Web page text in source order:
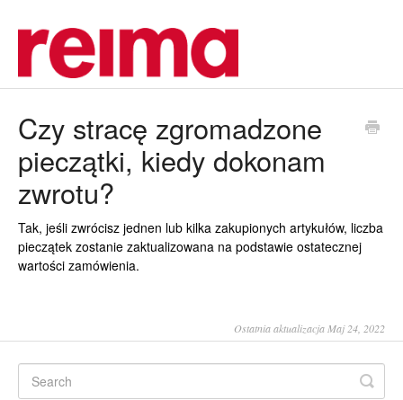
Czy stracę zgromadzone
pieczątki, kiedy dokonam
zwrotu?
Tak, jeśli zwrócisz jednen lub kilka zakupionych artykułów, liczba
pieczątek zostanie zaktualizowana na podstawie ostatecznej
wartości zamówienia.
Ostatnia aktualizacja Maj 24, 2022